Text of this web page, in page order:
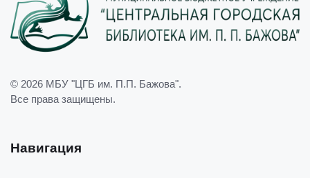
© 2026 МБУ "ЦГБ им. П.П. Бажова".
Все права защищены.
Навигация